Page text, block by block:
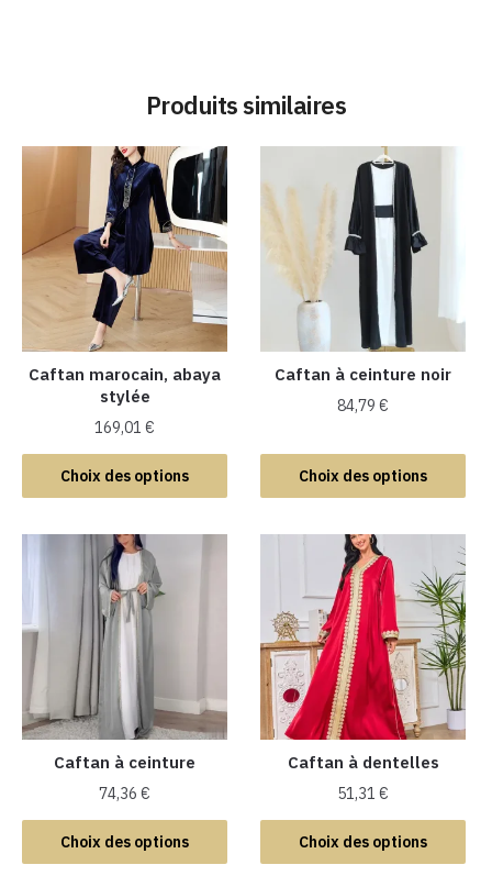
Produits similaires
Caftan marocain, abaya
stylée
169,01€
Choix des options
Ce
produit
plusieurs
variations.
Les
options
être
choisies
sur
la
page
produit
Caftan à ceinture noir
84,79€
Choix des options
produit
a
variations.
Les
options
peuvent
être
choisies
sur
la
page
du
produit
Caftan à ceinture
74,36€
Choix des options
Ce
produit
Caftan à dentelles
51,31€
Choix des options
Ce
produit